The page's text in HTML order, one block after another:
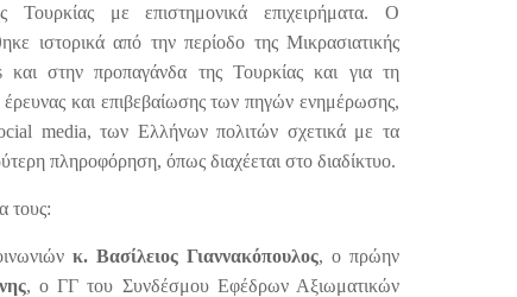
με επιστημονικά επιχειρήματα. Ο
ιστορικά από την περίοδο της Μικρασιατικής
στην προπαγάνδα της Τουρκίας και για τη
και επιβεβαίωσης των πηγών ενημέρωσης,
media, των Ελλήνων πολιτών σχετικά με τα
πληροφόρηση, όπως διαχέεται στο διαδίκτυο.
τους:
κ. Βασίλειος Γιαννακόπουλος, ο πρώην
, ο ΓΓ του Συνδέσμου Εφέδρων Αξιωματικών